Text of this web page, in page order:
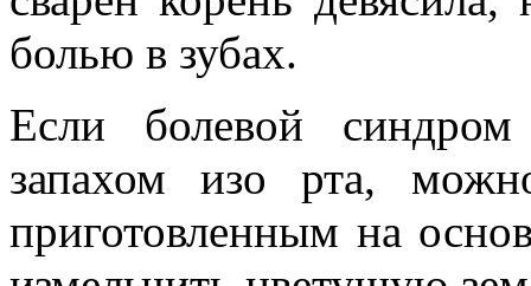
болью в зубах.
Если болевой синдром
запахом изо рта,
приготовленным на